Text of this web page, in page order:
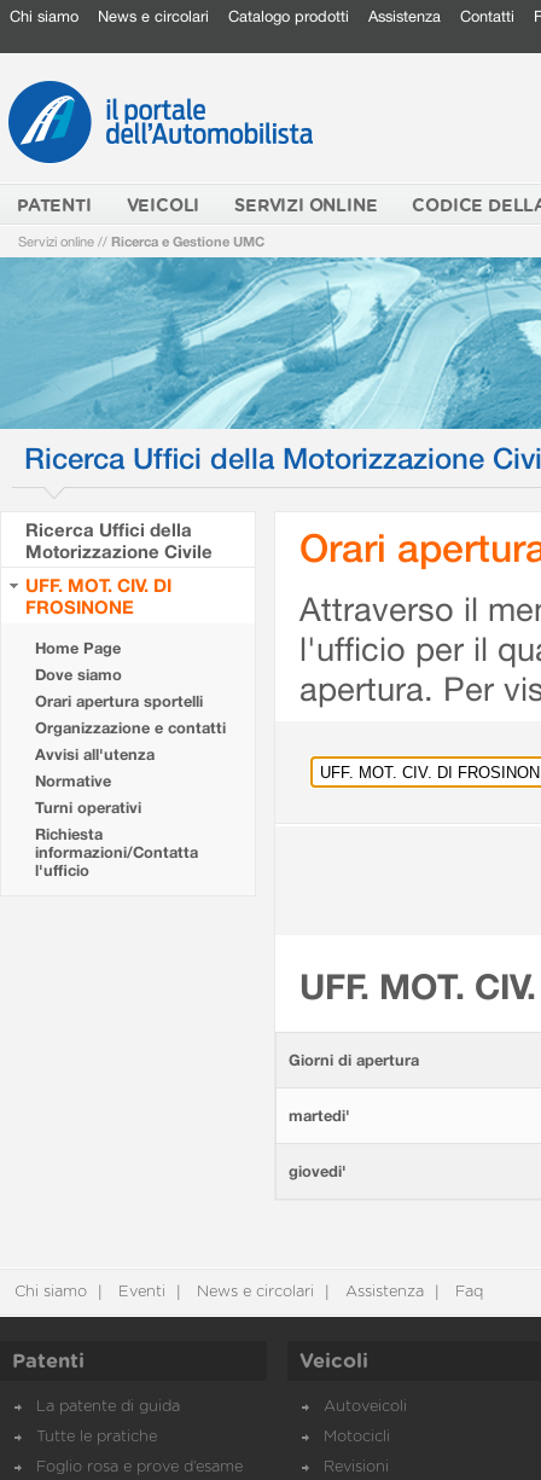
Chi siamo News e circolari Catalogo prodotti Assistenza Contatti
PATENTI VEICOLI SERVIZI ONLINE CODICE
Servizi online // Ricerca e Gestione UMC
Ricerca Uffici della Motorizzazione
Ricerca Uffici della
Motorizzazione Civile
UFF. MOT. CIV. DI
FROSINONE
Home Page
Dove siamo
Orari apertura sportelli
Organizzazione e contatti
Avvisi all'utenza
Normative
Turni operativi
Richiesta
informazioni/Contatta
l'ufficio
Orari
Attraverso il
l'ufficio per il
apertura. Per
UFF. MOT.
Giorni di apertura
martedi'
giovedi'
Chi siamo Eventi News e circolari Assistenza Faq
Patenti
La patente di guida
Tutte le pratiche
Foglio rosa e prove d’esame
Veicoli
Autoveicoli
Motocicli
Revisioni